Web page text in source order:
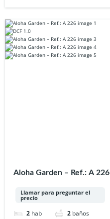
Aloha Garden – Ref.: A 226
Llamar para preguntar el
precio
2 hab 2 baños